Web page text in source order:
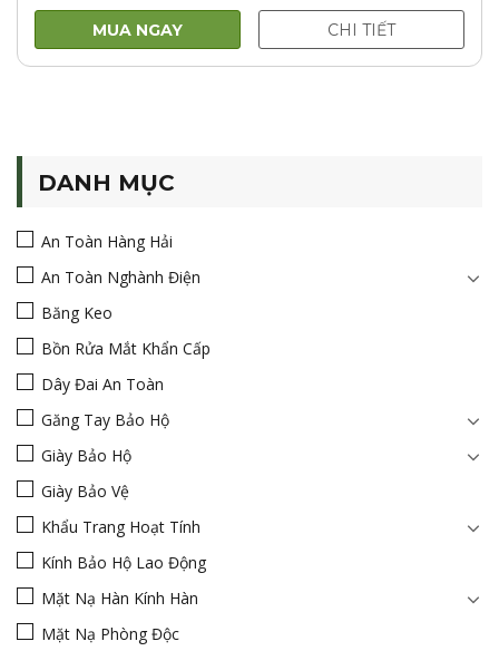
MUA NGAY CHI TIẾT
DANH MỤC
An Toàn Hàng Hải
An Toàn Nghành Điện
Băng Keo
Bồn Rửa Mắt Khẩn Cấp
Dây Đai An Toàn
Găng Tay Bảo Hộ
Giày Bảo Hộ
Giày Bảo Vệ
Khẩu Trang Hoạt Tính
Kính Bảo Hộ Lao Động
Mặt Nạ Hàn Kính Hàn
Mặt Nạ Phòng Độc